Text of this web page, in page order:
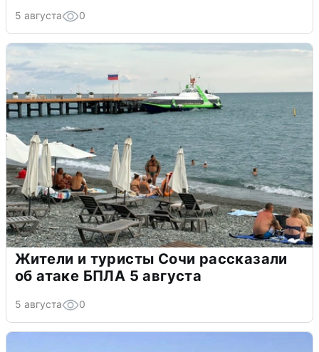
5 августа 0
Жители и туристы Сочи рассказали
об атаке БПЛА 5 августа
5 августа 0